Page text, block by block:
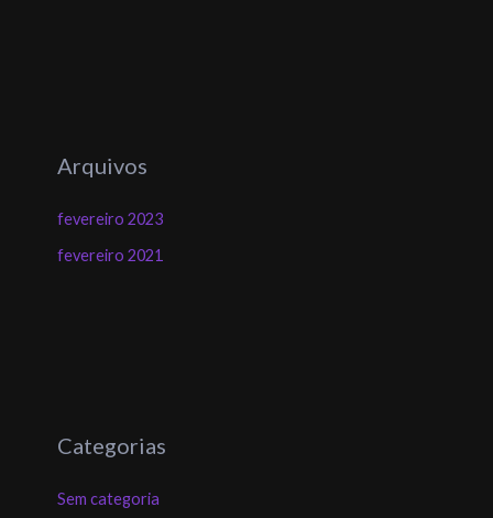
Arquivos
fevereiro 2023
fevereiro 2021
Categorias
Sem categoria